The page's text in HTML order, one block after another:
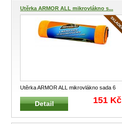
Utěrka ARMOR ALL mikrovlákno s...
Utěrka ARMOR ALL mikrovlákno sada 6
ks Speciální sada 6 ks čistících ...
Detail 151 Kč